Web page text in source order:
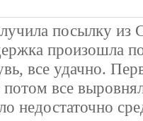
посылку
произошла
все удачно.
все
недостаточно